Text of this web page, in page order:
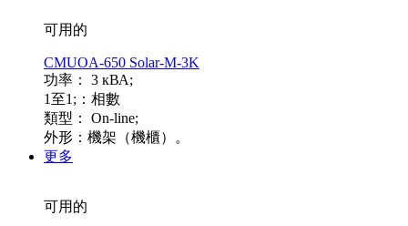
可用的
CMUOA-650 Solar-M-3K
功率： 3 кВА;
1至1;：相數
類型： On-line;
外形：機架（機櫃）。
更多
可用的